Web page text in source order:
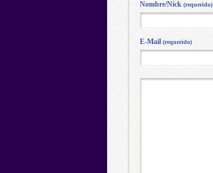
Nombre/Nick (requerido)
E-Mail (requerido)